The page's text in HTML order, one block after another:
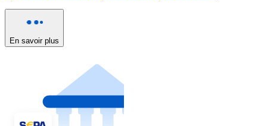
En savoir plus